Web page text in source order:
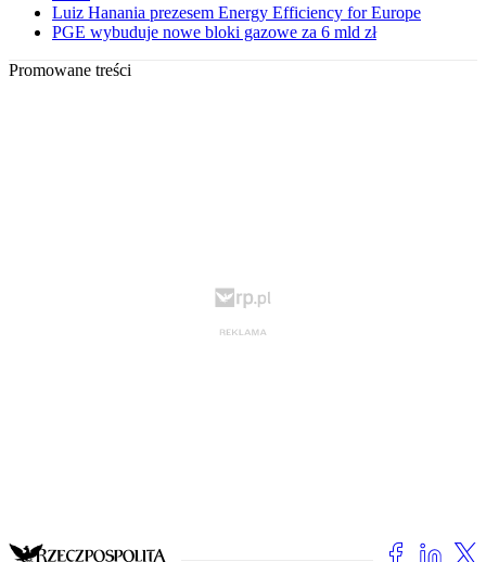
Luiz Hanania prezesem Energy Efficiency for Europe
PGE wybuduje nowe bloki gazowe za 6 mld zł
Promowane treści